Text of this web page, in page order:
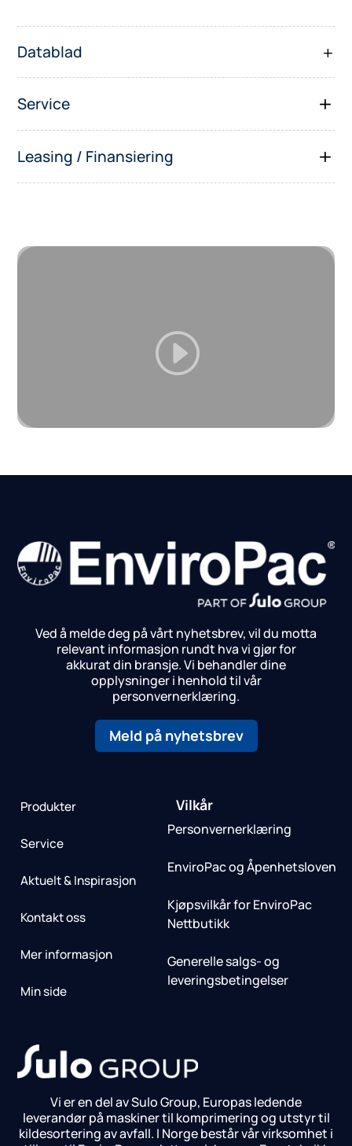
Datablad
Service
Leasing / Finansiering
I
Ved å melde deg på vårt nyhetsbrev, vil du motta
relevant informasjon rundt hva vi gjør for
akkurat din bransje.Vi behandler dine
opplysninger i henhold til vår
personvernerklæring.
Meld på nyhetsbrev
Produkter
Service
Aktuelt & Inspirasjon
Kontakt oss
Mer informasjon
Min side
Vilkår
Personvernerklæring
EnviroPac og Åpenhetsloven
Kjøpsvilkår for EnviroPac
Nettbutikk
Generelle salgs- og
leveringsbetingelser
Vi er en del av Sulo Group, Europas ledende
leverandør på maskiner til komprimering og utstyr til
kildesortering av avfall. I Norge består vår virksomhet i